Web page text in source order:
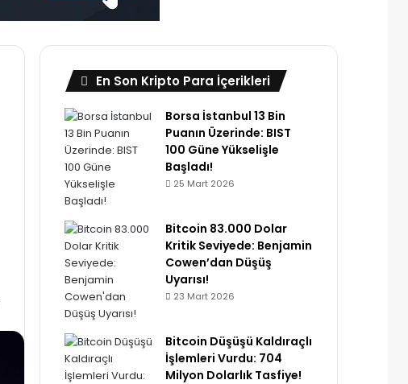
En Son Kripto Para İçerikleri
Borsa İstanbul 13 Bin
Puanın Üzerinde: BIST
100 Güne Yükselişle
Başladı!
25 Mart 2026
Bitcoin 83.000 Dolar
Kritik Seviyede: Benjamin
Cowen’dan Düşüş
Uyarısı!
23 Mart 2026
Bitcoin Düşüşü Kaldıraçlı
İşlemleri Vurdu: 704
Milyon Dolarlık Tasfiye!